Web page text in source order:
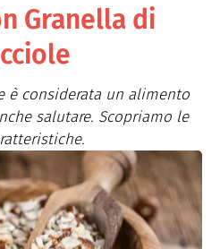
Granella di
è considerata un alimento
salutare. Scopriamo le